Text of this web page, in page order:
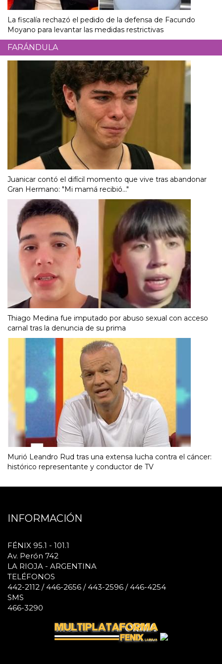
La fiscalía rechazó el pedido de la defensa de Facundo
Moyano para levantar las medidas restrictivas
FARÁNDULA
Juanicar contó el difícil momento que vive tras abandonar
Gran Hermano: "Mi mamá recibió..."
Thiago Medina fue imputado por abuso sexual con acceso
carnal tras la denuncia de su prima
Murió Leandro Rud tras una extensa lucha contra el cáncer:
histórico representante y conductor de TV
INFORMACIÓN
FÉNIX 95.1 - 101.1
Av. Perón 742
LA RIOJA - ARGENTINA
TELÉFONOS
442-2112 / 446-2656 / 443-2596 / 446-4254
SMS
466-3290